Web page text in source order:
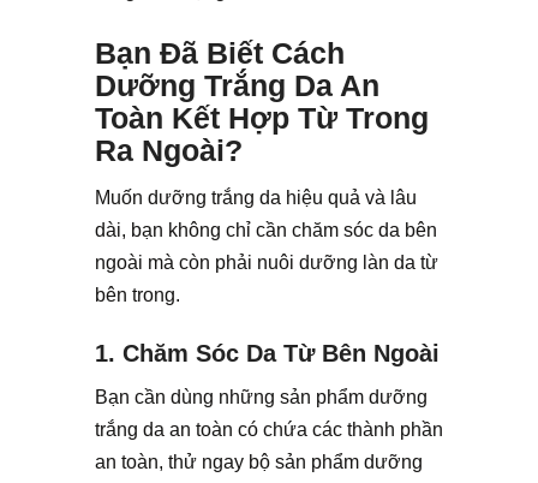
Bạn Đã Biết Cách
Dưỡng Trắng Da An
Toàn Kết Hợp Từ Trong
Ra Ngoài?
Muốn dưỡng trắng da hiệu quả và lâu
dài, bạn không chỉ cần chăm sóc da bên
ngoài mà còn phải nuôi dưỡng làn da từ
bên trong.
1. Chăm Sóc Da Từ Bên Ngoài
Bạn cần dùng những sản phẩm dưỡng
trắng da an toàn có chứa các thành phần
an toàn, thử ngay bộ sản phẩm dưỡng